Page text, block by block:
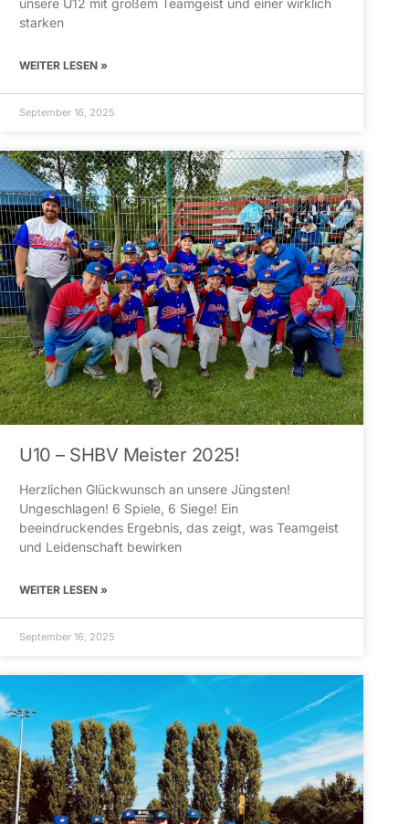
unsere U12 mit großem Teamgeist und einer wirklich
starken
WEITER LESEN »
September 16, 2025
U10 – SHBV Meister 2025!
Herzlichen Glückwunsch an unsere Jüngsten!
Ungeschlagen! 6 Spiele, 6 Siege! Ein
beeindruckendes Ergebnis, das zeigt, was Teamgeist
und Leidenschaft bewirken
WEITER LESEN »
September 16, 2025